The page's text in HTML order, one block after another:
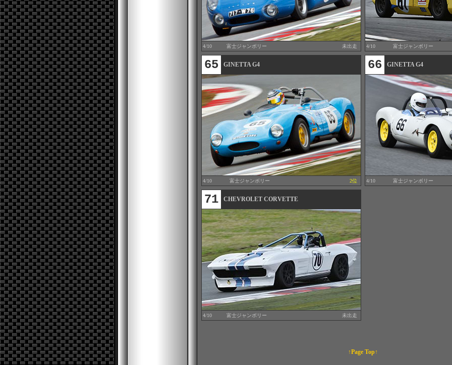
4/10 富士ジャンボリー 未出走 4/10 富士ジャンボリー
65 GINETTA G4
4/10 富士ジャンボリー 2位
66 GINETTA G4
4/10 富士ジャンボリー
71 CHEVROLET CORVETTE
4/10 富士ジャンボリー 未出走
↑Page Top↑